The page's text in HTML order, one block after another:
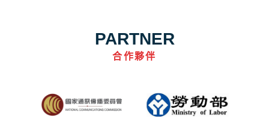
PARTNER
合作夥伴